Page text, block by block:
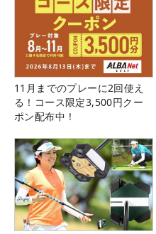
11月までのプレーに2回使え
る！コース限定3,500円クー
ポン配布中！